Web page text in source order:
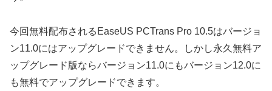
今回無料配布されるEaseUS PCTrans Pro 10.5はバージョ
ン11.0にはアップグレードできません。しかし永久無料ア
ップグレード版ならバージョン11.0にもバージョン12.0に
も無料でアップグレードできます。